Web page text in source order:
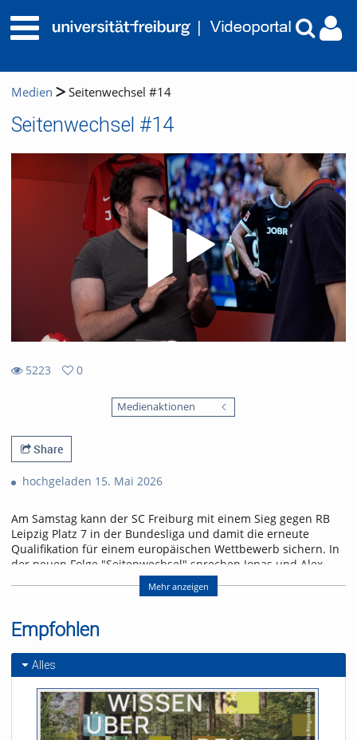
Medien Seitenwechsel #14
Seitenwechsel #14
5223
0
Medienaktionen
Share
hochgeladen 15. Mai 2026
Am Samstag kann der SC Freiburg mit einem Sieg gegen RB
Leipzig Platz 7 in der Bundesliga und damit die erneute
Qualifikation für einem europäischen Wettbewerb sichern. In
der neuen Folge "Seitenwechsel" sprechen Jonas und Alex
über das letzte Heimspiel der Saison und einen Leih-
Referent/in:
Andreas Nagel
Mehr anzeigen
Empfohlen
Alles